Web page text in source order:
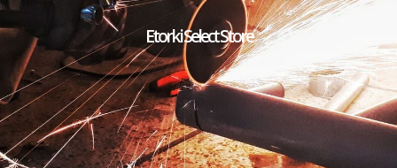
Etorki Select Store